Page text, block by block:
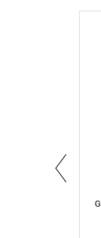
АНТИЧНОЕ СЕРЕБРО